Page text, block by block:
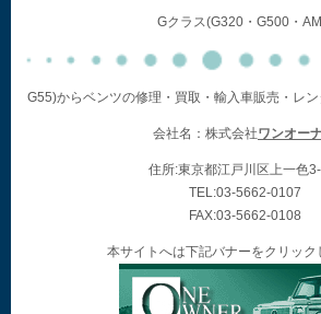
Gクラス(G320・G500・
G55)からベンツの修理・買取・輸入車販売・レ
会社名：株式会社ワンオー
住所:東京都江戸川区上一色
TEL:03-5662-0107
FAX:03-5662-0108
本サイトへは下記バナーをクリック